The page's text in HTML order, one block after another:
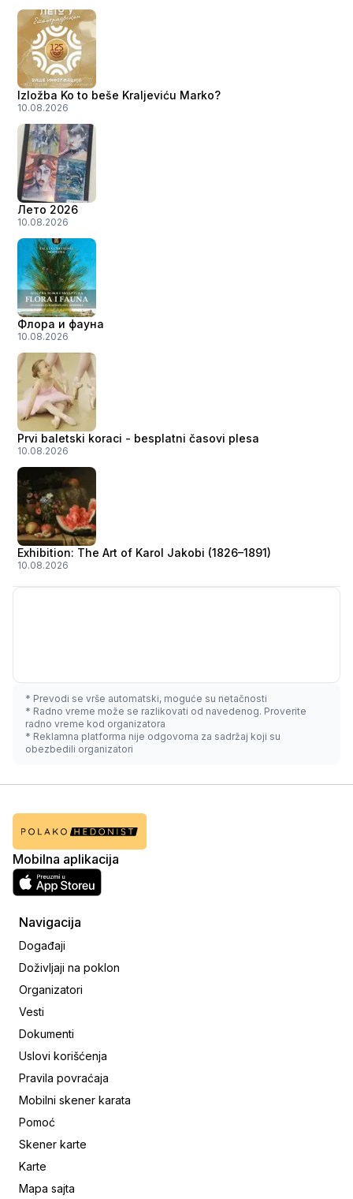
Izložba Ko to beše Kraljeviću Marko?
10.08.2026
Лето 2026
10.08.2026
Флора и фауна
10.08.2026
Prvi baletski koraci - besplatni časovi plesa
10.08.2026
Exhibition: The Art of Karol Jakobi (1826–1891)
10.08.2026
* Prevodi se vrše automatski, moguće su netačnosti
* Radno vreme može se razlikovati od navedenog. Proverite
radno vreme kod organizatora
* Reklamna platforma nije odgovorna za sadržaj koji su
obezbedili organizatori
Mobilna aplikacija
Navigacija
Događaji
Doživljaji na poklon
Organizatori
Vesti
Dokumenti
Uslovi korišćenja
Pravila povraćaja
Mobilni skener karata
Pomoć
Skener karte
Karte
Mapa sajta